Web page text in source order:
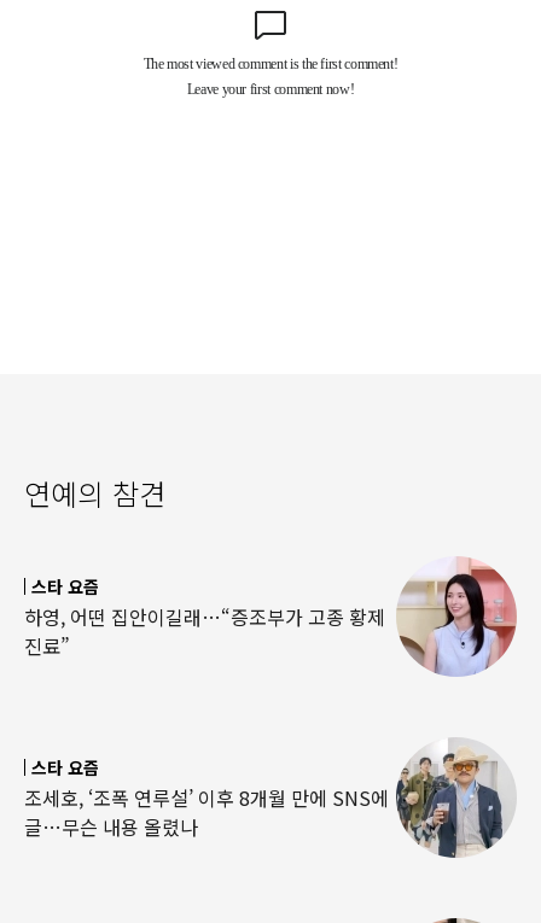
연예의 참견
스타 요즘
하영, 어떤 집안이길래…“증조부가 고종 황제
진료”
스타 요즘
조세호, ‘조폭 연루설’ 이후 8개월 만에 SNS에
글…무슨 내용 올렸나